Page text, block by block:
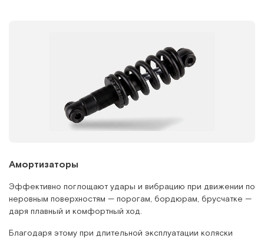
Амортизаторы
Эффективно поглощают удары и вибрацию при движении по
неровным поверхностям — порогам, бордюрам, брусчатке —
даря плавный и комфортный ход.
Благодаря этому при длительной эксплуатации коляски